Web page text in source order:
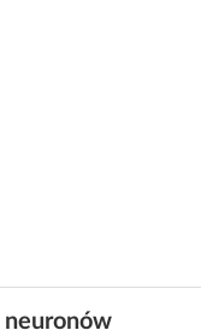
neuronów